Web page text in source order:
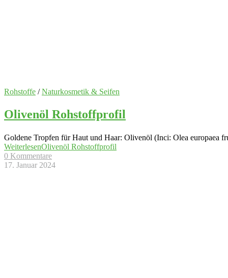
Rohstoffe /Naturkosmetik & Seifen
Olivenöl Rohstoffprofil
Goldene Tropfen für Haut und Haar: Olivenöl (Inci: Olea europaea
WeiterlesenOlivenöl Rohstoffprofil
0 Kommentare
17. Januar 2024